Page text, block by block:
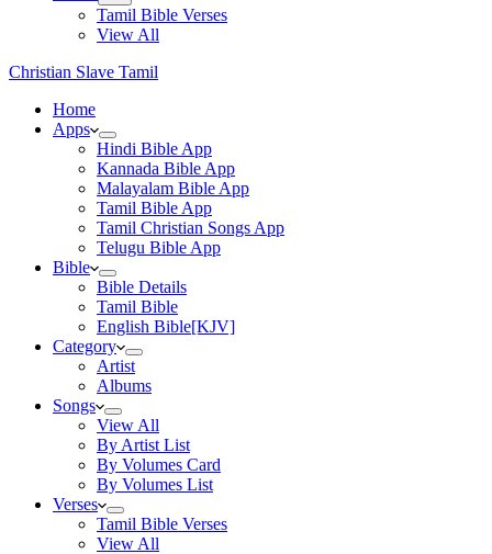
Tamil Bible Verses
View All
Christian Slave Tamil
Home
Apps
Hindi Bible App
Kannada Bible App
Malayalam Bible App
Tamil Bible App
Tamil Christian Songs App
Telugu Bible App
Bible
Bible Details
Tamil Bible
English Bible[KJV]
Category
Artist
Albums
Songs
View All
By Artist List
By Volumes Card
By Volumes List
Verses
Tamil Bible Verses
View All